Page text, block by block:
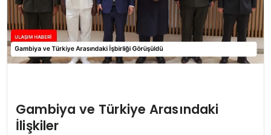
Gambiya ve Türkiye Arasındaki
İlişkiler